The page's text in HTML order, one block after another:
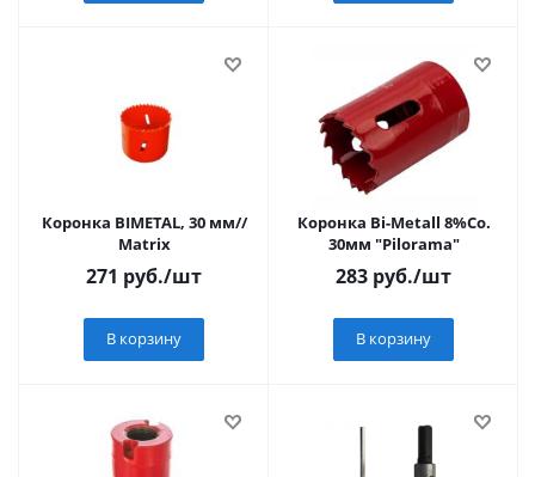
Коронка BIMETAL, 30 мм//
Matrix
271 руб./шт
В корзину
Коронка Bi-Metall 8%Co.
30мм "Pilorama"
283 руб./шт
В корзину